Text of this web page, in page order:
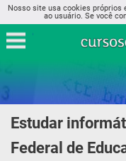
Nosso site usa cookies próprios
ao usuário. Se você
Estudar
Federal de